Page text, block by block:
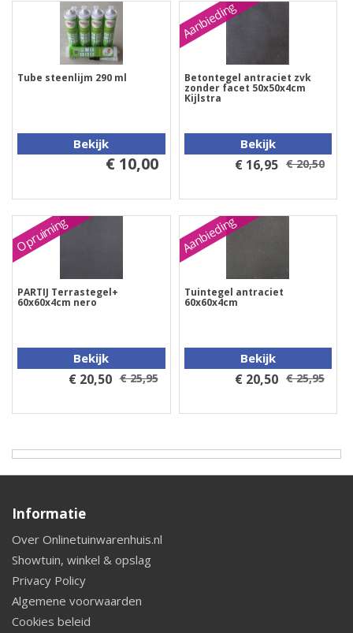
Tube steenlijm 290 ml
Bekijk
€ 10,00
Aanbieding
Betontegel antraciet zvk
zonder facet 50x50x4cm
Kijlstra
Bekijk
€ 16,95 € 20,50
Opruiming
PARTIJ Terrastegel+
60x60x4cm nero
Bekijk
€ 20,50 € 25,95
Aanbieding
Tuintegel antraciet
60x60x4cm
Bekijk
€ 20,50 € 25,95
Informatie
Over Onlinetuinwarenhuis.nl
Showtuin, winkel & opslag
Privacy Policy
Algemene voorwaarden
Cookies beleid